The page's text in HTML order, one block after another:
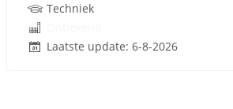
Techniek
Laatste update: 6-8-2026